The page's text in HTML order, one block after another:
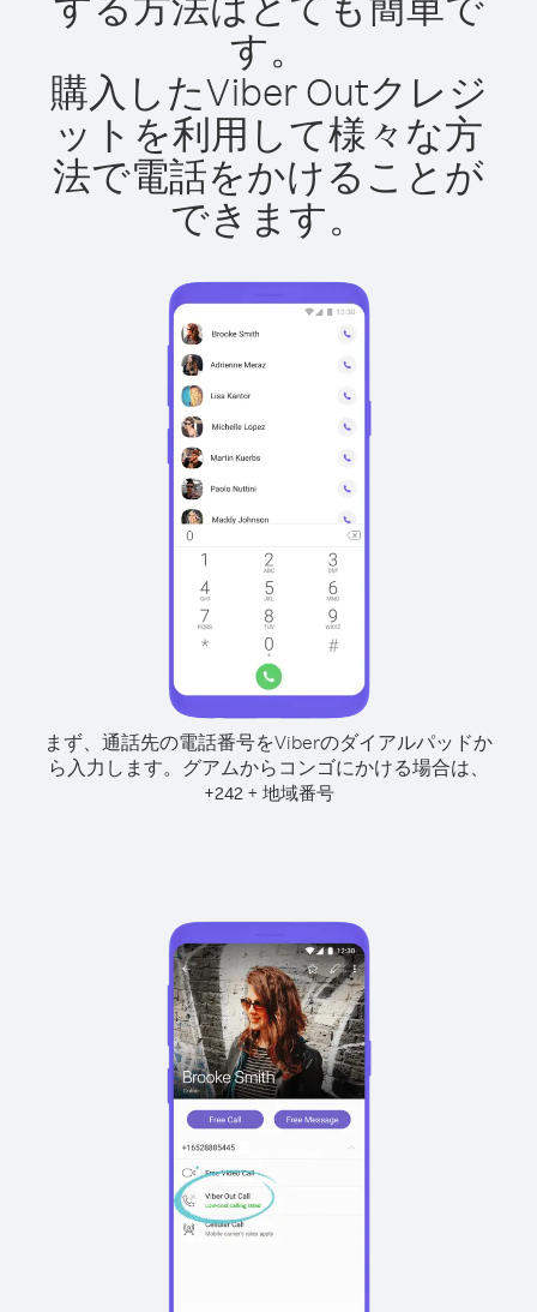
す。
購入したViber Outクレジ
ットを利用して様々な方
法で電話をかけることが
できます。
まず、通話先の電話番号をViberのダイアルパッドか
ら入力します。 グアムからコンゴにかける場合は、
+242+ 地域番号